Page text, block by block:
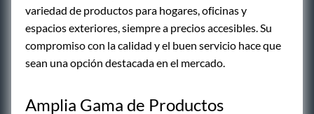
variedad de productos para hogares, oficinas y
espacios exteriores, siempre a precios accesibles. Su
compromiso con la calidad y el buen servicio hace que
sean una opción destacada en el mercado.
Amplia Gama de Productos